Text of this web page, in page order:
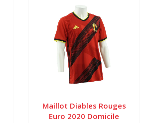
Maillot Diables Rouges
Euro 2020 Domicile